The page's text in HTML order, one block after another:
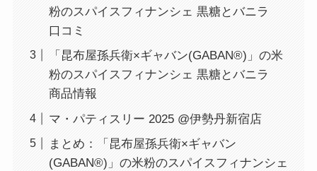
粉のスパイスフィナンシェ 黒糖とバニラ
口コミ
「昆布屋孫兵衛×ギャバン(GABAN®)」の米
粉のスパイスフィナンシェ 黒糖とバニラ
商品情報
マ・パティスリー 2025 @伊勢丹新宿店
まとめ：「昆布屋孫兵衛×ギャバン
(GABAN®)」の米粉のスパイスフィナンシェ